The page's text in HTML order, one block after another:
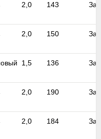
2,0 143
2,0 150
1,5 136
2,0 190
2,0 184